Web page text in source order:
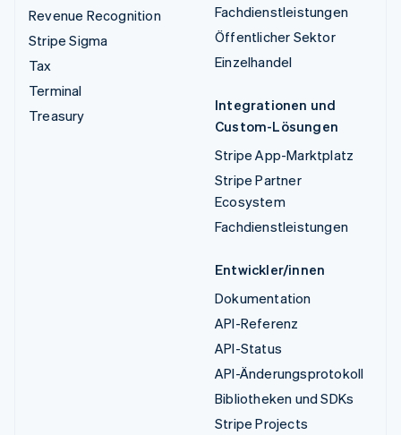
Revenue Recognition
Stripe Sigma
Tax
Terminal
Treasury
Fachdienstleistungen
Öffentlicher Sektor
Einzelhandel
Integrationen und
Custom-Lösungen
Stripe App-Marktplatz
Stripe Partner
Ecosystem
Fachdienstleistungen
Entwickler/innen
Dokumentation
API-Referenz
API-Status
API-Änderungsprotokoll
Bibliotheken und SDKs
Stripe Projects